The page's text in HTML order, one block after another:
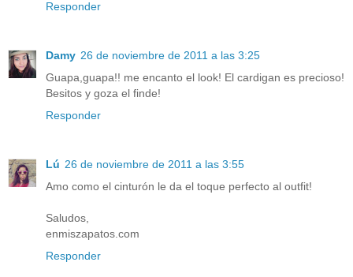
Responder
Damy 26 de noviembre de 2011 a las 3:25
Guapa,guapa!! me encanto el look! El cardigan es precioso!
Besitos y goza el finde!
Responder
Lú 26 de noviembre de 2011 a las 3:55
Amo como el cinturón le da el toque perfecto al outfit!
Saludos,
enmiszapatos.com
Responder